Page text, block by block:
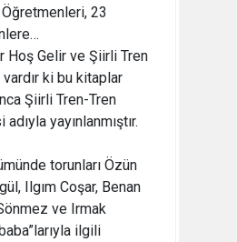
23
Hoş Gelir ve Şiirli Tren
vardır ki bu kitaplar
Şiirli Tren-Tren
yayınlanmıştır.
torunları Özün
Ilgım Coşar, Benan
ve Irmak
ilgili